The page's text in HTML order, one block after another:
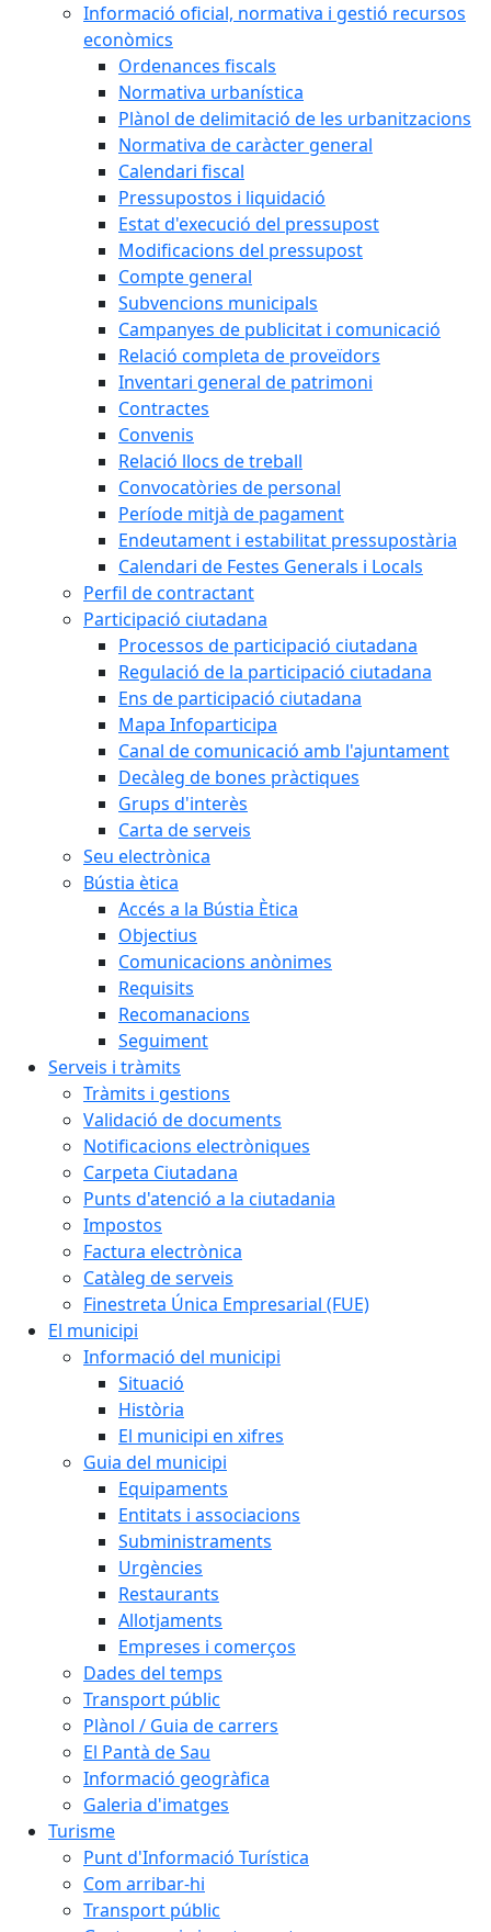
Informació oficial, normativa i gestió recursos
econòmics
Ordenances fiscals
Normativa urbanística
Plànol de delimitació de les urbanitzacions
Normativa de caràcter general
Calendari fiscal
Pressupostos i liquidació
Estat d'execució del pressupost
Modificacions del pressupost
Compte general
Subvencions municipals
Campanyes de publicitat i comunicació
Relació completa de proveïdors
Inventari general de patrimoni
Contractes
Convenis
Relació llocs de treball
Convocatòries de personal
Període mitjà de pagament
Endeutament i estabilitat pressupostària
Calendari de Festes Generals i Locals
Perfil de contractant
Participació ciutadana
Processos de participació ciutadana
Regulació de la participació ciutadana
Ens de participació ciutadana
Mapa Infoparticipa
Canal de comunicació amb l'ajuntament
Decàleg de bones pràctiques
Grups d'interès
Carta de serveis
Seu electrònica
Bústia ètica
Accés a la Bústia Ètica
Objectius
Comunicacions anònimes
Requisits
Recomanacions
Seguiment
Serveis i tràmits
Tràmits i gestions
Validació de documents
Notificacions electròniques
Carpeta Ciutadana
Punts d'atenció a la ciutadania
Impostos
Factura electrònica
Catàleg de serveis
Finestreta Única Empresarial (FUE)
El municipi
Informació del municipi
Situació
Història
El municipi en xifres
Guia del municipi
Equipaments
Entitats i associacions
Subministraments
Urgències
Restaurants
Allotjaments
Empreses i comerços
Dades del temps
Transport públic
Plànol / Guia de carrers
El Pantà de Sau
Informació geogràfica
Galeria d'imatges
Turisme
Punt d'Informació Turística
Com arribar-hi
Transport públic